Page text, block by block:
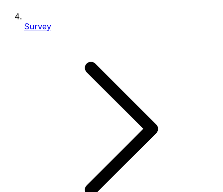
Survey